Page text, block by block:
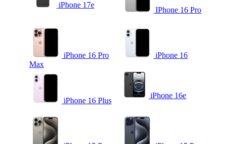
iPhone 17e
IPhone 16 Pro
iPhone 16 Pro
Max
iPhone 16
iPhone 16 Plus
iPhone 16e